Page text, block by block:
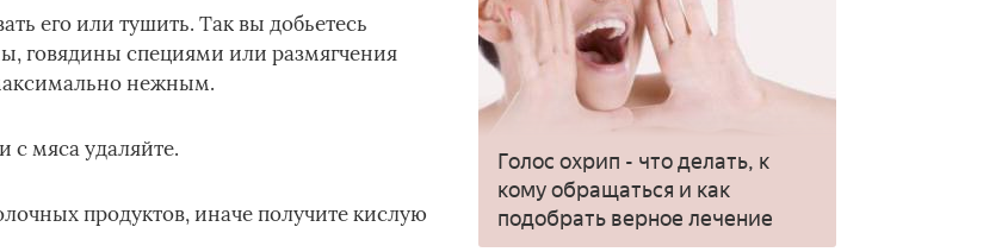
его или тушить. Так вы добьетесь
говядины специями или размягчения
нежным.
с мяса удаляйте.
продуктов, иначе получите кислую
Голос охрип - что делать, к
кому обращаться и как
подобрать верное лечение